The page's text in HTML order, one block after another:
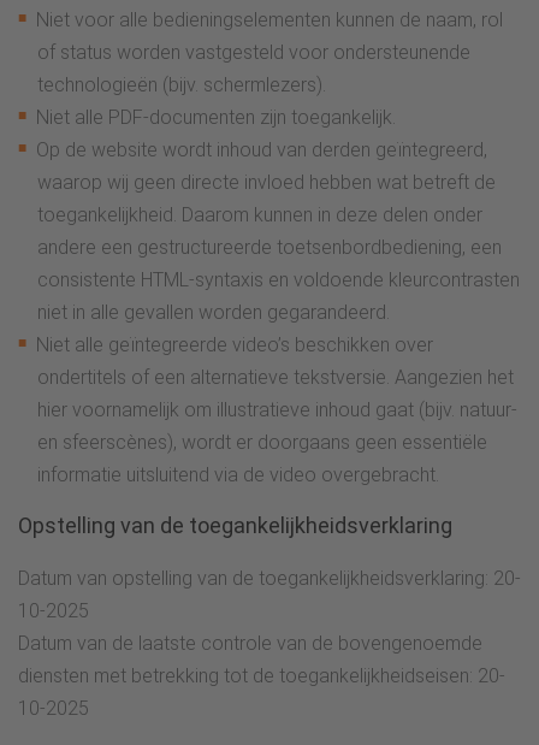
Niet voor alle bedieningselementen kunnen de naam, rol
of status worden vastgesteld voor ondersteunende
technologieën (bijv. schermlezers).
Niet alle PDF-documenten zijn toegankelijk.
Op de website wordt inhoud van derden geïntegreerd,
waarop wij geen directe invloed hebben wat betreft de
toegankelijkheid. Daarom kunnen in deze delen onder
andere een gestructureerde toetsenbordbediening, een
consistente HTML-syntaxis en voldoende kleurcontrasten
niet in alle gevallen worden gegarandeerd.
Niet alle geïntegreerde video’s beschikken over
ondertitels of een alternatieve tekstversie. Aangezien het
hier voornamelijk om illustratieve inhoud gaat (bijv. natuur-
en sfeerscènes), wordt er doorgaans geen essentiële
informatie uitsluitend via de video overgebracht.
Opstelling van de toegankelijkheidsverklaring
Datum van opstelling van de toegankelijkheidsverklaring: 20-
10-2025
Datum van de laatste controle van de bovengenoemde
diensten met betrekking tot de toegankelijkheidseisen: 20-
10-2025